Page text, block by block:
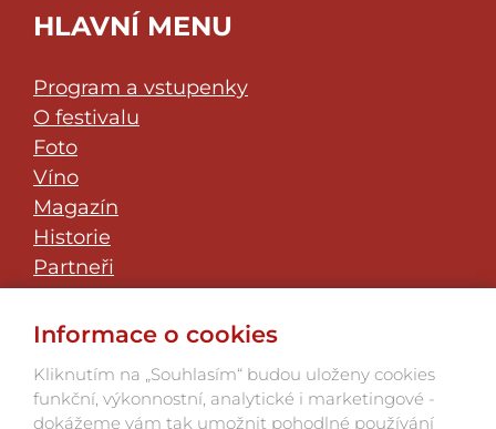
HLAVNÍ MENU
Program a vstupenky
O festivalu
Foto
Víno
Magazín
Historie
Partneři
Klub přátel
JazzFest Znojmo
Informace o cookies
Kliknutím na „Souhlasím“ budou uloženy cookies
funkční, výkonnostní, analytické i marketingové -
dokážeme vám tak umožnit pohodlné používání